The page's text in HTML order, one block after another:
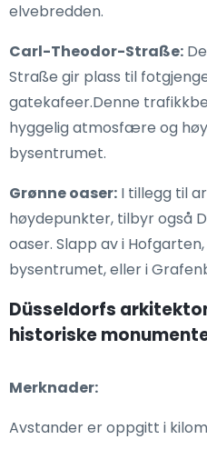
elvebredden.
Carl-Theodor-Straße:
Straße gir plass til
gatekafeer.Denne
hyggelig atmosfære og
bysentrumet.
Grønne oaser: I tillegg til
høydepunkter, tilbyr også
oaser. Slapp av i
bysentrumet, eller i
Düsseldorfs
historiske
Merknader:
Avstander er oppgitt i